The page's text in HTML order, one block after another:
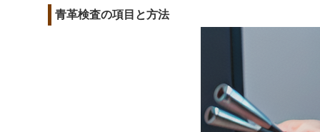
青革検査の項目と方法